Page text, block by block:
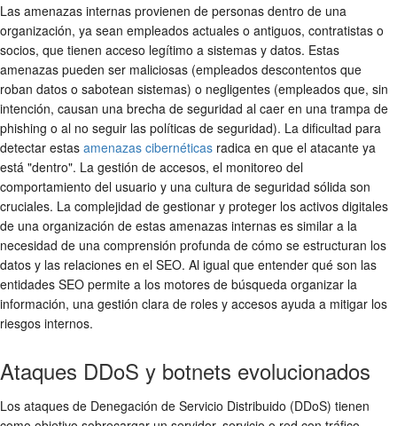
Las amenazas internas provienen de personas dentro de una
organización, ya sean empleados actuales o antiguos, contratistas o
socios, que tienen acceso legítimo a sistemas y datos. Estas
amenazas pueden ser maliciosas (empleados descontentos que
roban datos o sabotean sistemas) o negligentes (empleados que, sin
intención, causan una brecha de seguridad al caer en una trampa de
phishing o al no seguir las políticas de seguridad). La dificultad para
detectar estas amenazas cibernéticas radica en que el atacante ya
está "dentro". La gestión de accesos, el monitoreo del
comportamiento del usuario y una cultura de seguridad sólida son
cruciales. La complejidad de gestionar y proteger los activos digitales
de una organización de estas amenazas internas es similar a la
necesidad de una comprensión profunda de cómo se estructuran los
datos y las relaciones en el SEO. Al igual que entender qué son las
entidades SEO permite a los motores de búsqueda organizar la
información, una gestión clara de roles y accesos ayuda a mitigar los
riesgos internos.
Ataques DDoS y botnets evolucionados
Los ataques de Denegación de Servicio Distribuido (DDoS) tienen